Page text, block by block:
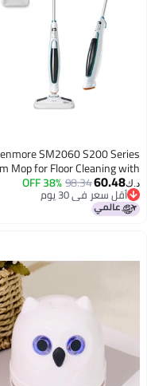
Kenmore SM2060 S200
Steam Mop for Floor Cleaning
Easy Scrubber & 2pcs
Pads, 2 Modes, Quick-
Lightweight for Hardwood
98.34
38% OFF
سعر في 30 يوم
سعر في 30 يوم